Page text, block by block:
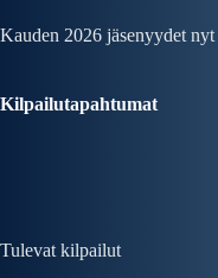
Kauden 2026 jäsenyydet nyt
Kilpailutapahtumat
Tulevat kilpailut